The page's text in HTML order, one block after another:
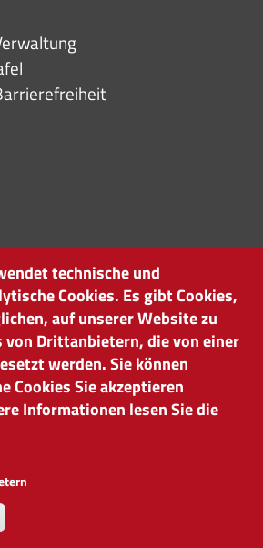
BOZEN
| I-39100 Bozen
|info@handelskammer.bz.it
technische und
Cookies. Es gibt Cookies,
auf unserer Website zu
von Drittanbietern, die von einer
werden. Sie können
Cookies Sie akzeptieren
Informationen lesen Sie die